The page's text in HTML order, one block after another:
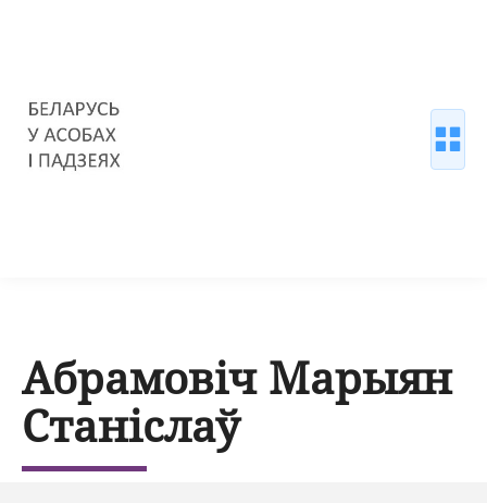
Абрамовіч Марыян
Станіслаў